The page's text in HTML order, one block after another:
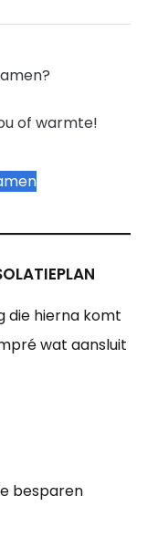
of warmte!
die hierna komt
wat aansluit
besparen